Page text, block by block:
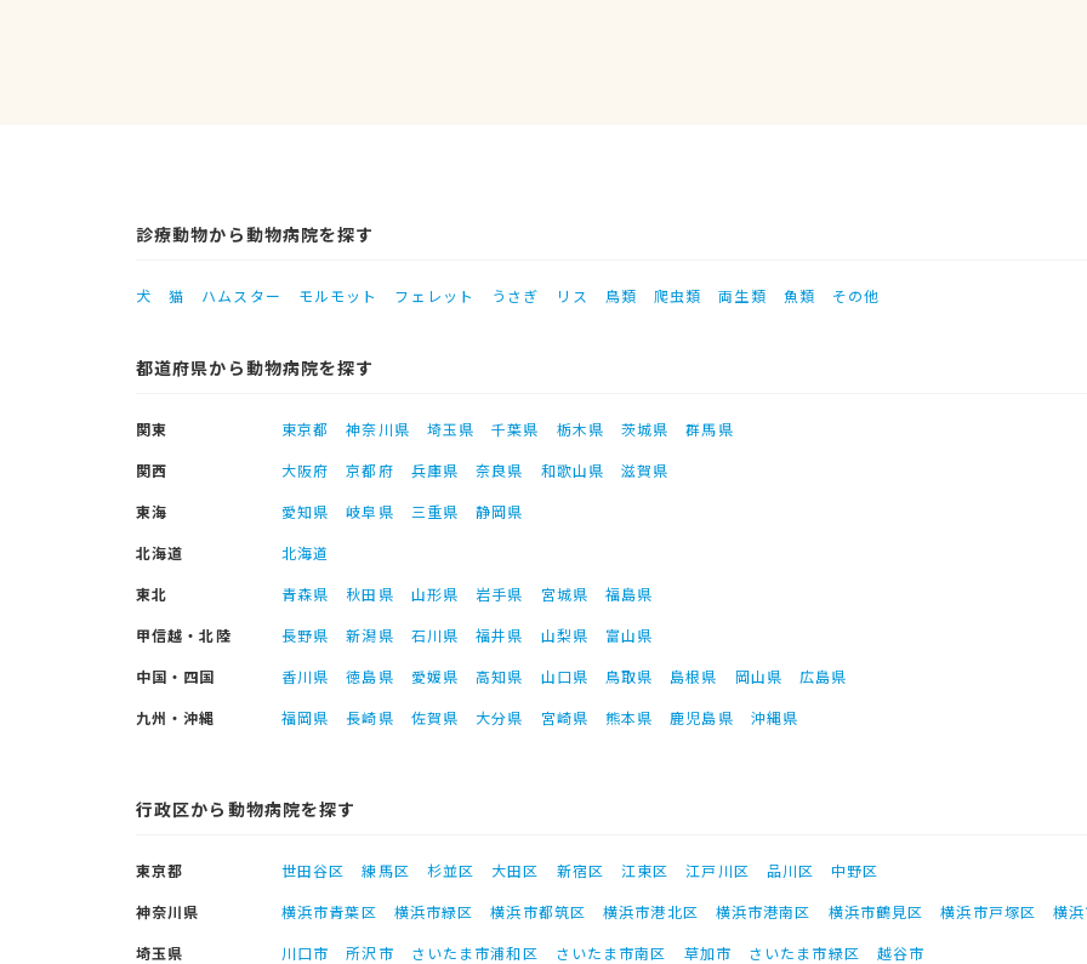
診療動物から動物病院を探す
犬 猫 ハムスター モルモット フェレット うさぎ リス 鳥類 爬虫類 両生類 魚類 その他
都道府県から動物病院を探す
関東 東京都 神奈川県 埼玉県 千葉県 栃木県 茨城県
群馬県
関西
大阪府 京都府 兵庫県 奈良県 和歌山県
滋賀県
東海
愛知県 岐阜県 三重県
静岡県
北海道
北海道
東北
青森県 秋田県 山形県 岩手県 宮城県
福島県
甲信越・北陸
長野県 新潟県 石川県 福井県 山梨県
富山県
中国・四国
香川県 徳島県 愛媛県 高知県 山口県 鳥取県 島根県 岡山県
広島県
九州・沖縄
福岡県 長崎県 佐賀県 大分県 宮崎県 熊本県 鹿児島県 沖縄県
行政区から動物病院を探す
東京都 世田谷区 練馬区 杉並区 大田区 新宿区 江東区 江戸川区 品川区
中野区
神奈川県
横浜市青葉区 横浜市緑区 横浜市都筑区 横浜市港北区 横浜市港南区 横浜市鶴見区 横浜市戸塚区
横
埼玉県
川口市 所沢市 さいたま市浦和区 さいたま市南区 草加市 さいたま市緑区
越谷市